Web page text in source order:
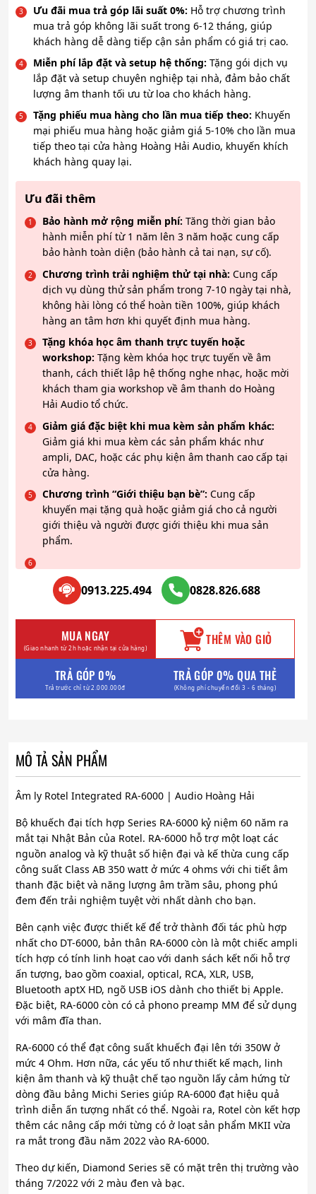
Ưu đãi mua trả góp lãi suất 0%: Hỗ trợ chương trình
mua trả góp không lãi suất trong 6-12 tháng, giúp
khách hàng dễ dàng tiếp cận sản phẩm có giá trị cao.
Miễn phí lắp đặt và setup hệ thống: Tặng gói dịch vụ
lắp đặt và setup chuyên nghiệp tại nhà, đảm bảo chất
lượng âm thanh tối ưu từ loa cho khách hàng.
Tặng phiếu mua hàng cho lần mua tiếp theo: Khuyến
mại phiếu mua hàng hoặc giảm giá 5-10% cho lần mua
tiếp theo tại cửa hàng Hoàng Hải Audio, khuyến khích
khách hàng quay lại.
Ưu đãi thêm
Bảo hành mở rộng miễn phí: Tăng thời gian bảo
hành miễn phí từ 1 năm lên 3 năm hoặc cung cấp
bảo hành toàn diện (bảo hành cả tai nạn, sự cố).
Chương trình trải nghiệm thử tại nhà: Cung cấp
dịch vụ dùng thử sản phẩm trong 7-10 ngày tại nhà,
không hài lòng có thể hoàn tiền 100%, giúp khách
hàng an tâm hơn khi quyết định mua hàng.
Tặng khóa học âm thanh trực tuyến hoặc
workshop: Tặng kèm khóa học trực tuyến về âm
thanh, cách thiết lập hệ thống nghe nhạc, hoặc mời
khách tham gia workshop về âm thanh do Hoàng
Hải Audio tổ chức.
Giảm giá đặc biệt khi mua kèm sản phẩm khác:
Giảm giá khi mua kèm các sản phẩm khác như
ampli, DAC, hoặc các phụ kiện âm thanh cao cấp tại
cửa hàng.
Chương trình “Giới thiệu bạn bè”: Cung cấp
khuyến mại tặng quà hoặc giảm giá cho cả người
giới thiệu và người được giới thiệu khi mua sản
phẩm.
0913.225.494 0828.826.688
MUA NGAY
(Giao nhanh từ 2h hoặc nhận tại cửa hàng) THÊM VÀO GIỎ
TRẢ GÓP 0%
Trả trước chỉ từ 2.000.000đ
TRẢ GÓP 0% QUA THẺ
(Không phí chuyển đổi 3 - 6 tháng)
MÔ TẢ SẢN PHẨM
Âm ly Rotel Integrated RA-6000 | Audio Hoàng Hải
Bộ khuếch đại tích hợp Series RA-6000 kỷ niệm 60 năm ra
mắt tại Nhật Bản của Rotel. RA-6000 hỗ trợ một loạt các
nguồn analog và kỹ thuật số hiện đại và kế thừa cung cấp
công suất Class AB 350 watt ở mức 4 ohms với chi tiết âm
thanh đặc biệt và năng lượng âm trầm sâu, phong phú
đem đến trải nghiệm tuyệt vời nhất dành cho bạn.
Bên cạnh việc được thiết kế để trở thành đối tác phù hợp
nhất cho DT-6000, bản thân RA-6000 còn là một chiếc ampli
tích hợp có tính linh hoạt cao với danh sách kết nối hỗ trợ
ấn tượng, bao gồm coaxial, optical, RCA, XLR, USB,
Bluetooth aptX HD, ngõ USB iOS dành cho thiết bị Apple.
Đặc biệt, RA-6000 còn có cả phono preamp MM để sử dụng
với mâm đĩa than.
RA-6000 có thể đạt công suất khuếch đại lên tới 350W ở
mức 4 Ohm. Hơn nữa, các yếu tố như thiết kế mạch, linh
kiện âm thanh và kỹ thuật chế tạo nguồn lấy cảm hứng từ
dòng đầu bảng Michi Series giúp RA-6000 đạt hiệu quả
trình diễn ấn tượng nhất có thể. Ngoài ra, Rotel còn kết hợp
thêm các nâng cấp mới từng có ở loạt sản phẩm MKII vừa
ra mắt trong đầu năm 2022 vào RA-6000.
Theo dự kiến, Diamond Series sẽ có mặt trên thị trường vào
tháng 7/2022 với 2 màu đen và bạc.